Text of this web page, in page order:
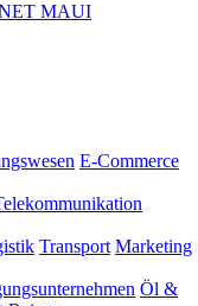
MAUI
E-Commerce
Transport Marketing
Öl &